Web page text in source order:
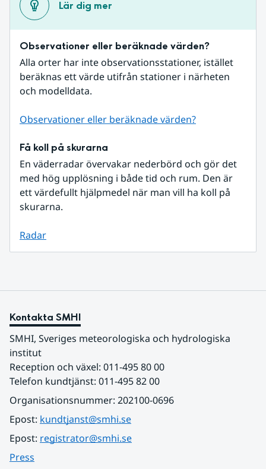
Lär dig mer
Observationer eller beräknade värden?
Alla orter har inte observationsstationer, istället
beräknas ett värde utifrån stationer i närheten
och modelldata.
Observationer eller beräknade värden?
Få koll på skurarna
En väderradar övervakar nederbörd och gör det
med hög upplösning i både tid och rum. Den är
ett värdefullt hjälpmedel när man vill ha koll på
skurarna.
Radar
Kontakta SMHI
SMHI, Sveriges meteorologiska och hydrologiska
institut
Reception och växel: 011-495 80 00
Telefon kundtjänst: 011-495 82 00
Organisationsnummer: 202100-0696
Epost: kundtjanst@smhi.se
Epost: registrator@smhi.se
Press